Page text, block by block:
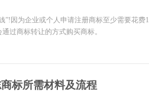
”!因为企业或个人申请注册商标至少需要花费
过商标转让的方式购买商标。
标所需材料及流程